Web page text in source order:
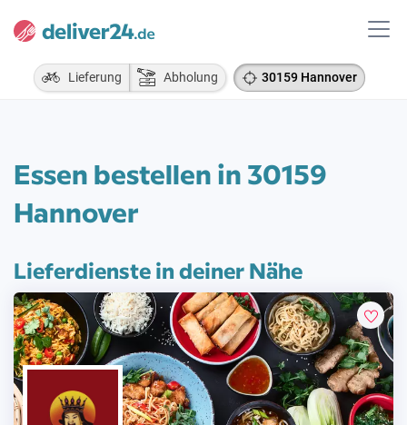
Lieferung Abholung 30159 Hannover
Essen bestellen in 30159
Hannover
Lieferdienste in deiner Nähe